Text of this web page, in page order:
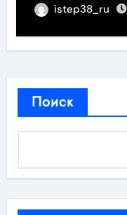
istep38_ru
Поиск